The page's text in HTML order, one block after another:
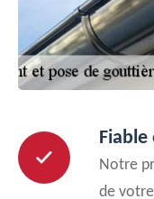
Notre
de